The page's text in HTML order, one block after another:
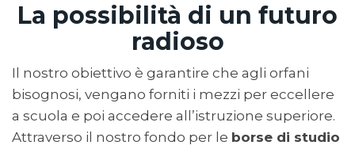
La possibilità di un futuro
radioso
Il nostro obiettivo è garantire che agli orfani
bisognosi, vengano forniti i mezzi per eccellere
a scuola e poi accedere all’istruzione superiore.
Attraverso il nostro fondo per le borse di studio